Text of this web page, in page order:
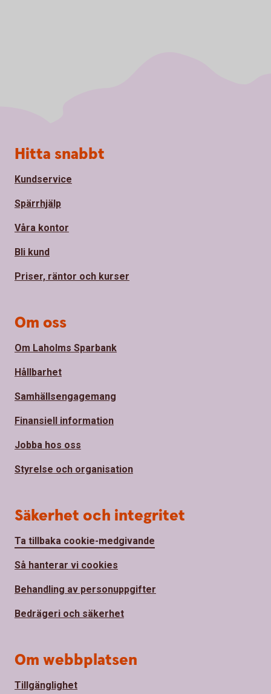
Sidfot
Hitta snabbt
Kundservice
Spärrhjälp
Våra kontor
Bli kund
Priser, räntor och kurser
Om oss
Om Laholms Sparbank
Hållbarhet
Samhällsengagemang
Finansiell information
Jobba hos oss
Styrelse och organisation
Säkerhet och integritet
Ta tillbaka cookie-medgivande
Så hanterar vi cookies
Behandling av personuppgifter
Bedrägeri och säkerhet
Om webbplatsen
Tillgänglighet